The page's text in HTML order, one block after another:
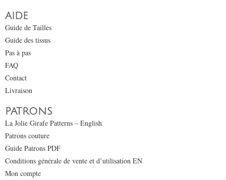
AIDE
Guide de Tailles
Guide des tissus
Pas à pas
FAQ
Contact
Livraison
PATRONS
La Jolie Girafe Patterns – English
Patrons couture
Guide Patrons PDF
Conditions générale de vente et d’utilisation EN
Mon compte